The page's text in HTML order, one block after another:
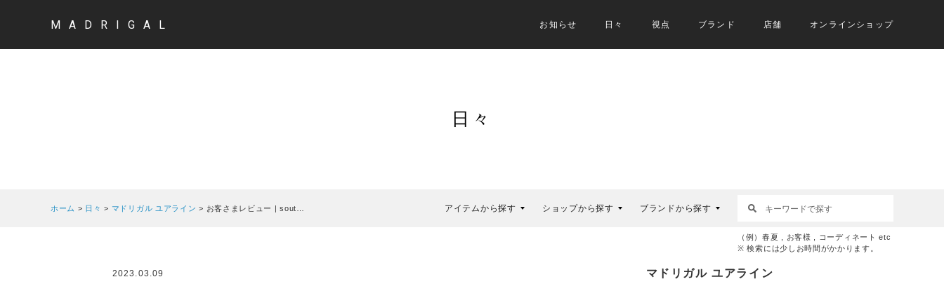
MADRIGAL お知らせ 日々 視点 ブランド 店舗 オンラインショップ
日々
ホーム > 日々 > マドリガル ユアライン > お客さまレビュー | sout… アイテムから探す ショップから探す ブランドから探す
（例）春夏 , お客様 , コーディネート etc
※ 検索には少しお時間がかかります。
2023.03.09 マドリガル ユアライン